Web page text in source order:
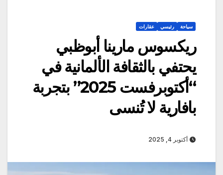
سياحة رئيسي عقارات
ريكسوس مارينا أبوظبي
يحتفي بالثقافة الألمانية في
“أكتوبرفست 2025” بتجربة
بافارية لا تُنسى
أكتوبر 4, 2025